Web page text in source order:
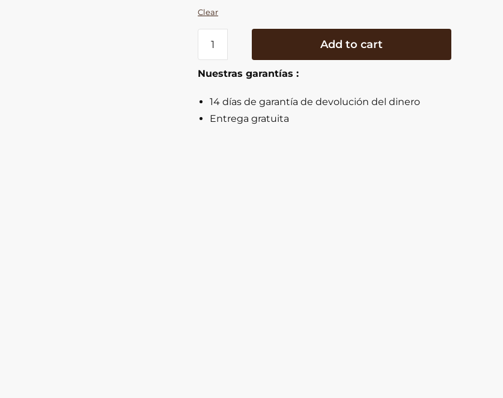
Clear
sombrero
de
fieltro
Add to cart
Nuestras garantías :
14 días de garantía de devolución del dinero
Entrega gratuita